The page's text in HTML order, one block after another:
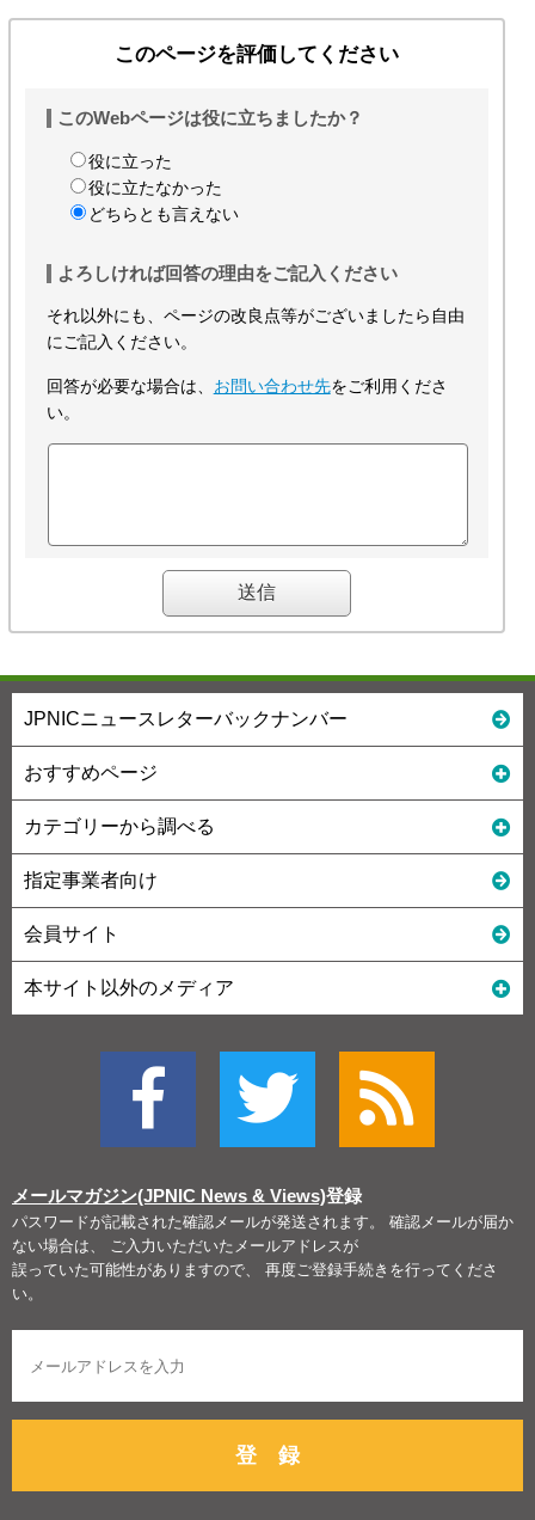
このページを評価してください
このWebページは役に立ちましたか？
役に立った
役に立たなかった
どちらとも言えない
よろしければ回答の理由をご記入ください
それ以外にも、ページの改良点等がございましたら自由
にご記入ください。
回答が必要な場合は、 お問い合わせ先をご利用くださ
い。
JPNICニュースレターバックナンバー
おすすめページ
カテゴリーから調べる
指定事業者向け
会員サイト
本サイト以外のメディア
メールマガジン(JPNIC News & Views)登録
パスワードが記載された確認メールが発送されます。 確認メールが届か
ない場合は、 ご入力いただいたメールアドレスが
誤っていた可能性がありますので、 再度ご登録手続きを行ってくださ
い。
登 録